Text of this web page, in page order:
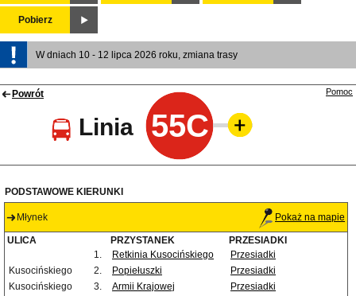
Pobierz
W dniach 10 - 12 lipca 2026 roku, zmiana trasy
Powrót
Linia 55C
Pomoc
PODSTAWOWE KIERUNKI
Młynek Pokaż na mapie
ULICA PRZYSTANEK
PRZESIADKI
1.
Retkinia Kusocińskiego
Przesiadki
Kusocińskiego
2. Popiełuszki
Przesiadki
Kusocińskiego
3. Armii Krajowej
Przesiadki